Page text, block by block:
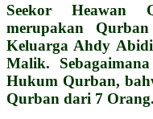
Seekor Heawan
merupakan
Keluarga Ahdy
Malik.
Hukum Qurban,
Qurban dari 7 Orang.